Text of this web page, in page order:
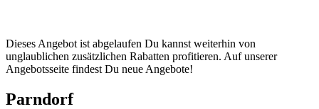
Dieses Angebot ist abgelaufen Du kannst weiterhin von
unglaublichen zusätzlichen Rabatten profitieren. Auf unserer
Angebotsseite findest Du neue Angebote!
Parndorf